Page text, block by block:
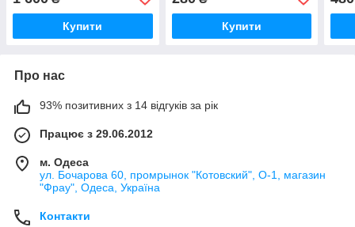
Купити Купити
Про нас
93% позитивних з 14 відгуків за рік
Працює з 29.06.2012
м. Одеса
ул. Бочарова 60, промрынок "Котовский", О-1, магазин
"Фрау", Одеса, Україна
Контакти